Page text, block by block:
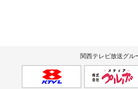
関西テレビ放送グル